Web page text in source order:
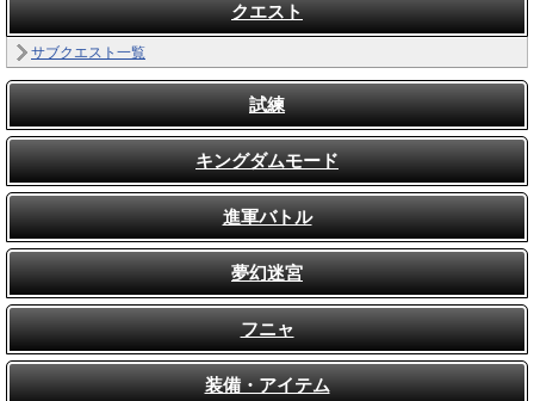
クエスト
サブクエスト一覧
試練
キングダムモード
進軍バトル
夢幻迷宮
フニャ
装備・アイテム